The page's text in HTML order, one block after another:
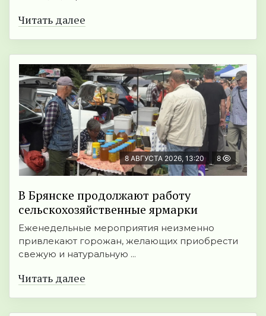
Читать далее
8 АВГУСТА 2026, 13:20 8
В Брянске продолжают работу
сельскохозяйственные ярмарки
Еженедельные мероприятия неизменно
привлекают горожан, желающих приобрести
свежую и натуральную ...
Читать далее